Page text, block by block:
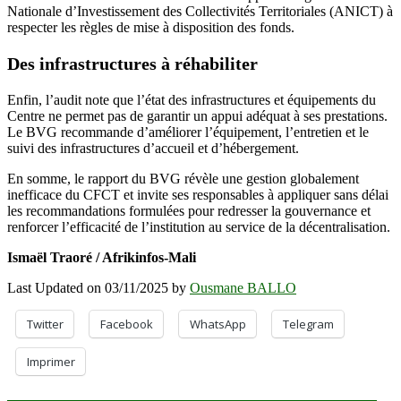
Nationale d’Investissement des Collectivités Territoriales (ANICT) à
respecter les règles de mise à disposition des fonds.
Des infrastructures à réhabiliter
Enfin, l’audit note que l’état des infrastructures et équipements du
Centre ne permet pas de garantir un appui adéquat à ses prestations.
Le BVG recommande d’améliorer l’équipement, l’entretien et le
suivi des infrastructures d’accueil et d’hébergement.
En somme, le rapport du BVG révèle une gestion globalement
inefficace du CFCT et invite ses responsables à appliquer sans délai
les recommandations formulées pour redresser la gouvernance et
renforcer l’efficacité de l’institution au service de la décentralisation.
Ismaël Traoré / Afrikinfos-Mali
Last Updated on 03/11/2025 by Ousmane BALLO
Twitter Facebook WhatsApp Telegram
Imprimer